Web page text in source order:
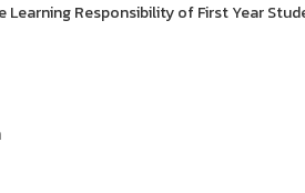
Learning Responsibility of First Year